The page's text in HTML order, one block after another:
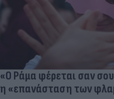
«Ο Ράμα φέρεται σαν
η «επανάσταση των